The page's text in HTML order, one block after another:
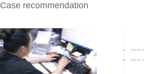
Case recommendation